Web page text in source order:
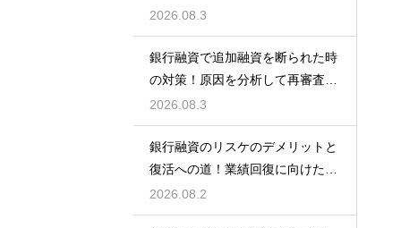
ー
2026.08.3
銀行融資で追加融資を断られた時
の対策！原因を分析して再審査を
狙う
2026.08.3
銀行融資のリスケのデメリットと
復活への道！業績回復に向けた事
業計画
2026.08.2